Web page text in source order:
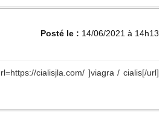
Posté le : 14/06/2021 à 14h13
cialisjla.com/ ]viagra / cialis[/url]